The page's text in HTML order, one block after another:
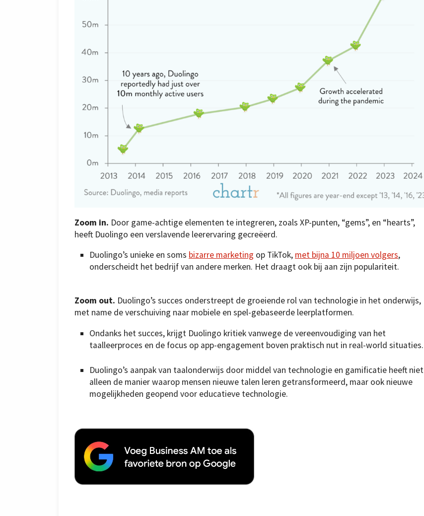
Zoom in. Door game-achtige elementen te integreren, zoals XP-punten, “gems”, en “hearts”,
heeft Duolingo een verslavende leerervaring gecreëerd.
Duolingo’s unieke en soms bizarre marketing op TikTok, met bijna 10 miljoen volgers,
onderscheidt het bedrijf van andere merken. Het draagt ook bij aan zijn populariteit.
Zoom out. Duolingo’s succes onderstreept de groeiende rol van technologie in het onderwijs,
met name de verschuiving naar mobiele en spel-gebaseerde leerplatformen.
Ondanks het succes, krijgt Duolingo kritiek vanwege de vereenvoudiging van het
taalleerproces en de focus op app-engagement boven praktisch nut in real-world situaties.
Duolingo’s aanpak van taalonderwijs door middel van technologie en gamificatie heeft niet
alleen de manier waarop mensen nieuwe talen leren getransformeerd, maar ook nieuwe
mogelijkheden geopend voor educatieve technologie.